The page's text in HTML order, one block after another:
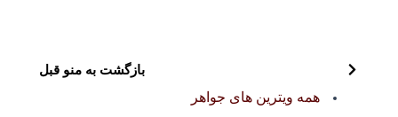
بازگشت به منو قبل
همه ویترین های جواهر